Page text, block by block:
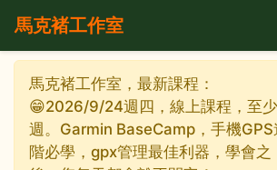
馬克褚工作室
馬克褚工作室，最新課程：
😁2026/9/24週四，線上課程，至
週。Garmin BaseCamp，手機GPS
階必學，gpx管理最佳利器，學會之